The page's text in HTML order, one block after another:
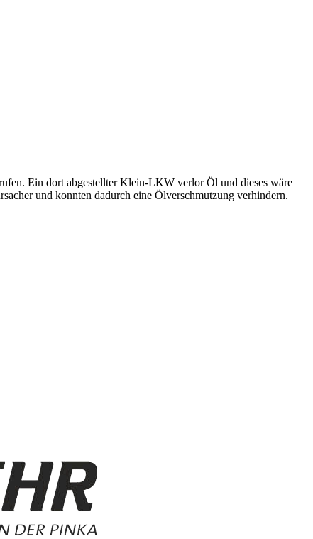
Ein dort abgestellter Klein-LKW verlor Öl und dieses wäre
und konnten dadurch eine Ölverschmutzung verhindern.